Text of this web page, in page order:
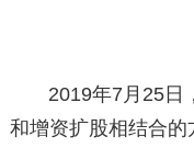
2019年7月25日
和增资扩股相结合